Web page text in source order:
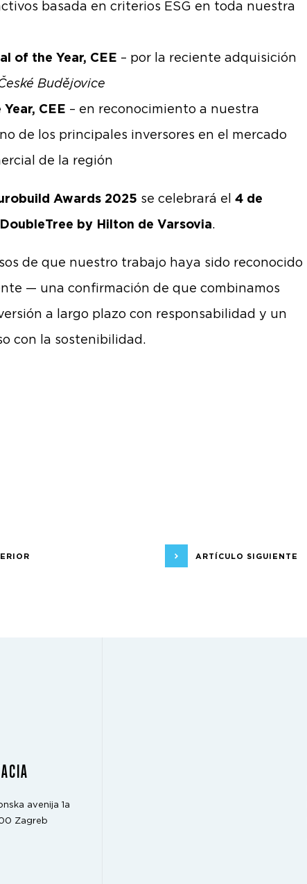
basada en criterios ESG en toda nuestra
of the Year, CEE – por la reciente adquisición
Budějovice
CEE – en reconocimiento a nuestra
de los principales inversores en el mercado
de la región
Awards 2025 se celebrará el 4 de
DoubleTree by Hilton de Varsovia.
de que nuestro trabajo haya sido reconocido
— una confirmación de que combinamos
a largo plazo con responsabilidad y un
con la sostenibilidad.
ARTÍCULO SIGUIENTE
avenija 1a
Zagreb